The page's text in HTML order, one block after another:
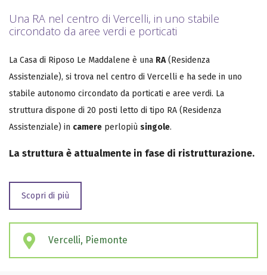
Una RA nel centro di Vercelli, in uno stabile
circondato da aree verdi e porticati
La Casa di Riposo Le Maddalene è una RA(Residenza
Assistenziale), si trova nel centro di Vercelli e ha sede in uno
stabile autonomo circondato da porticati e aree verdi. La
struttura dispone di 20 posti letto di tipo RA (Residenza
Assistenziale) in camere perlopiù singole.
La struttura è attualmente in fase di ristrutturazione.
Scopri di più
Vercelli, Piemonte